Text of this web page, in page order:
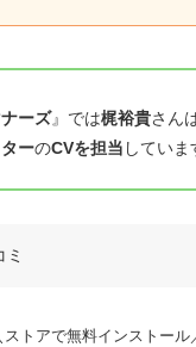
ーズ』では梶裕貴さん
ーのCVを担当 していま
ミ
ストアで無料インストール